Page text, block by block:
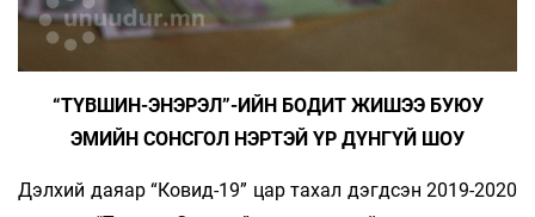
“ТҮВШИН-ЭНЭРЭЛ”-ИЙН БОДИТ ЖИШЭЭ БУЮУ
ЭМИЙН СОНСГОЛ НЭРТЭЙ ҮР ДҮНГҮЙ ШОУ
Дэлхий даяар “Ковид-19” цар тахал дэгдсэн 2019-2020